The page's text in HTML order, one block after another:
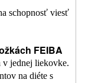
schopnosť viesť
FEIBA
jednej liekovke.
na diéte s